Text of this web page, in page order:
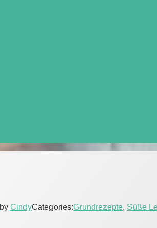
by CindyCategories:Grundrezepte, Süße